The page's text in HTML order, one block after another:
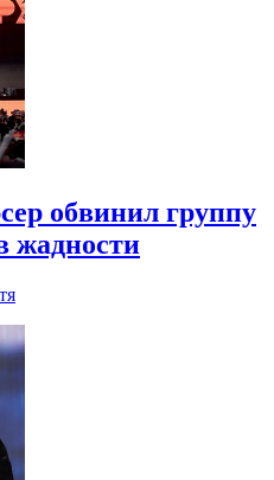
обвинил группу
жадности